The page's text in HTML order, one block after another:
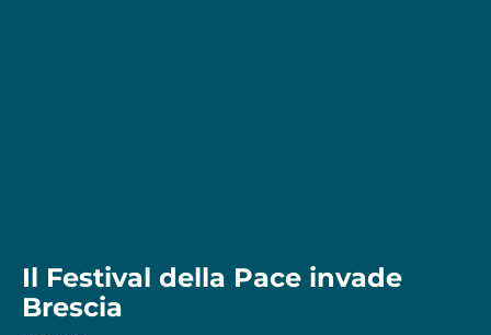
Il Festival della Pace invade
Brescia